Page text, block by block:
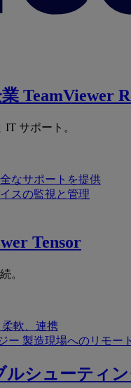
TeamViewer
サポート。
なサポートを提供
スの監視と管理
Tensor
。
軟、連携
ー 製造現場へのリモー
ルシューティ